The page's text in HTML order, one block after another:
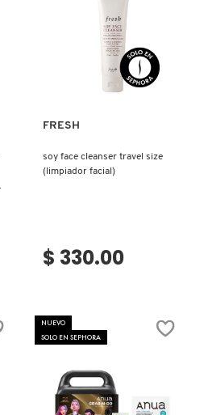
Ver más
FRESH
soy face cleanser travel size
(limpiador facial)
$ 330.00
NUEVO
SOLO EN SEPHORA